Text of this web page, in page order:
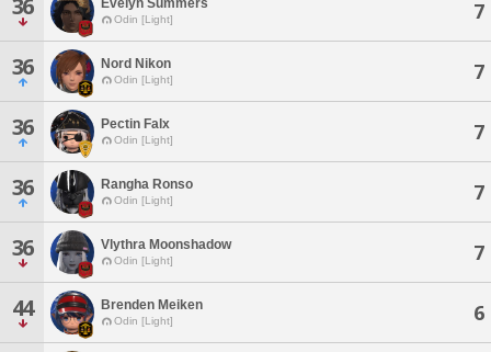
36 Evelyn Summers
Odin [Light] 7
36 Nord Nikon
Odin [Light] 7
36 Pectin Falx
Odin [Light] 7
36 Rangha Ronso
Odin [Light] 7
36 Vlythra Moonshadow
Odin [Light] 7
44 Brenden Meiken
Odin [Light] 6